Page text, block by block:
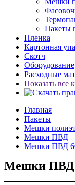
Пакеты
Пленка
Картонная
Скотч
Оборудование
Расходные
Показать все
Главная
Пакеты
Мешки
Мешки ПВД
Мешки ПВД
Мешки ПВД